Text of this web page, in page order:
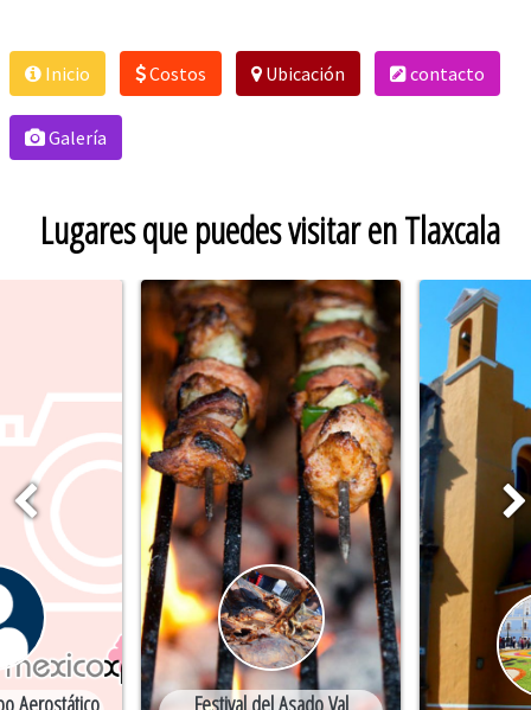
Inicio Costos Ubicación contacto
Galería
Lugares que puedes visitar en Tlaxcala
Aerostático Festival del Asado Val